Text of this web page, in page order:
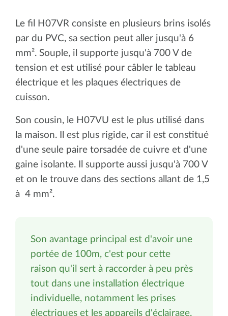
Le fil H07VR consiste en plusieurs brins isolés
par du PVC, sa section peut aller jusqu'à 6
mm². Souple, il supporte jusqu'à 700 V de
tension et est utilisé pour câbler le tableau
électrique et les plaques électriques de
cuisson.
Son cousin, le H07VU est le plus utilisé dans
la maison. Il est plus rigide, car il est constitué
d'une seule paire torsadée de cuivre et d'une
gaine isolante. Il supporte aussi jusqu'à 700 V
et on le trouve dans des sections allant de 1,5
à 4 mm².
Son avantage principal est d'avoir une
portée de 100m, c'est pour cette
raison qu'il sert à raccorder à peu près
tout dans une installation électrique
individuelle, notamment les prises
électriques et les appareils d'éclairage.